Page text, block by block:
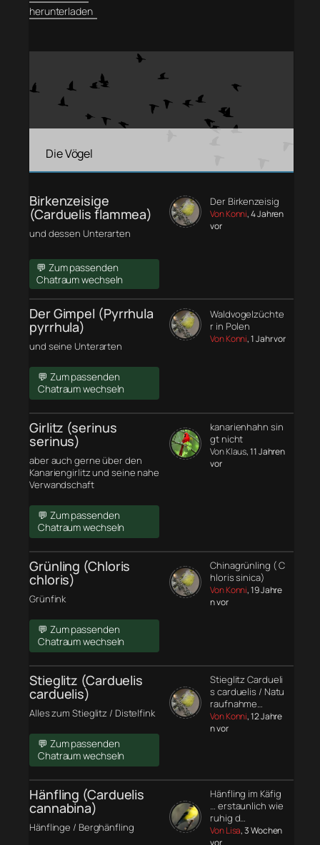
herunterladen
Die Vögel
Birkenzeisige
(Carduelis flammea)
und dessen Unterarten
💬 Zum passenden
Chatraum wechseln
Der Birkenzeisig
Von Konni, 4 Jahren
vor
Der Gimpel (Pyrrhula
pyrrhula)
und seine Unterarten
💬 Zum passenden
Chatraum wechseln
Waldvogelzüchte
r in Polen
Von Konni, 1 Jahr vor
Girlitz (serinus
serinus)
aber auch gerne über den
Kanariengirlitz und seine nahe
Verwandschaft
💬 Zum passenden
Chatraum wechseln
kanarienhahn sin
gt nicht
Von Klaus, 11 Jahren
vor
Grünling (Chloris
chloris)
Grünfink
💬 Zum passenden
Chatraum wechseln
Chinagrünling ( C
hloris sinica)
Von Konni, 19 Jahre
n vor
Stieglitz (Carduelis
carduelis)
Alles zum Stieglitz / Distelfink
💬 Zum passenden
Chatraum wechseln
Stieglitz Cardueli
s carduelis / Natu
raufnahme…
Von Konni, 12 Jahre
n vor
Hänfling (Carduelis
cannabina)
Hänflinge / Berghänfling
Hänfling im Käfig
… erstaunlich wie
ruhig d…
Von Lisa, 3 Wochen